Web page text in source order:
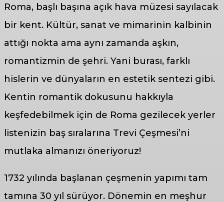
Roma, başlı başına açık hava müzesi sayılacak
bir kent. Kültür, sanat ve mimarinin kalbinin
attığı nokta ama aynı zamanda aşkın,
romantizmin de şehri. Yani burası, farklı
hislerin ve dünyaların en estetik sentezi gibi.
Kentin romantik dokusunu hakkıyla
keşfedebilmek için de Roma gezilecek yerler
listenizin baş sıralarına Trevi Çeşmesi’ni
mutlaka almanızı öneriyoruz!
1732 yılında başlanan çeşmenin yapımı tam
tamına 30 yıl sürüyor. Dönemin en meşhur